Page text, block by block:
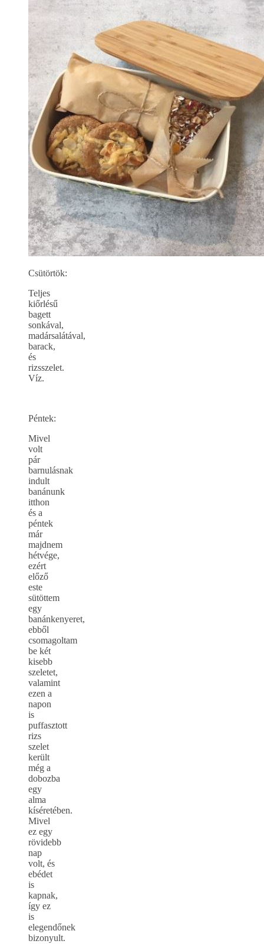
Csütörtök:
Teljes
kiőrlésű
bagett
sonkával,
madársalátával,
barack,
és
rizsszelet.
Víz.
Péntek:
Mivel
volt
pár
barnulásnak
indult
banánunk
itthon
és a
péntek
már
majdnem
hétvége,
ezért
előző
este
sütöttem
egy
banánkenyeret,
ebből
csomagoltam
be két
kisebb
szeletet,
valamint
ezen a
napon
is
puffasztott
rizs
szelet
került
még a
dobozba
egy
alma
kíséretében.
Mivel
ez egy
rövidebb
nap
volt, és
ebédet
is
kapnak,
így ez
is
elegendőnek
bizonyult.